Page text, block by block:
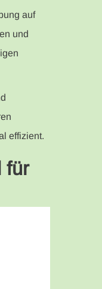
auf
und
effizient.
für